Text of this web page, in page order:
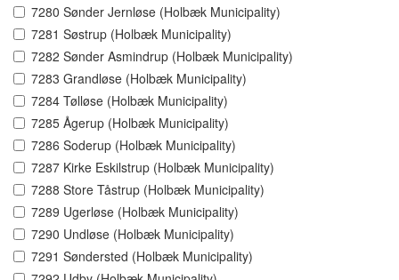
7280 Sønder Jernløse (Holbæk Municipality)
7281 Søstrup (Holbæk Municipality)
7282 Sønder Asmindrup (Holbæk Municipality)
7283 Grandløse (Holbæk Municipality)
7284 Tølløse (Holbæk Municipality)
7285 Ågerup (Holbæk Municipality)
7286 Soderup (Holbæk Municipality)
7287 Kirke Eskilstrup (Holbæk Municipality)
7288 Store Tåstrup (Holbæk Municipality)
7289 Ugerløse (Holbæk Municipality)
7290 Undløse (Holbæk Municipality)
7291 Søndersted (Holbæk Municipality)